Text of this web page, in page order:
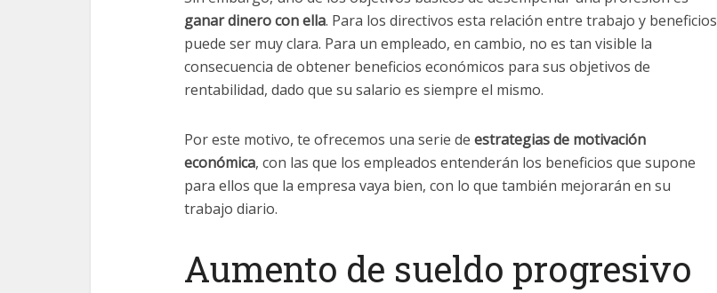
ganar dinero con ella. Para los directivos esta relación entre trabajo y beneficios
puede ser muy clara. Para un empleado, en cambio, no es tan visible la
consecuencia de obtener beneficios económicos para sus objetivos de
rentabilidad, dado que su salario es siempre el mismo.
Por este motivo, te ofrecemos una serie de estrategias de motivación
económica, con las que los empleados entenderán los beneficios que supone
para ellos que la empresa vaya bien, con lo que también mejorarán en su
trabajo diario.
Aumento de sueldo progresivo